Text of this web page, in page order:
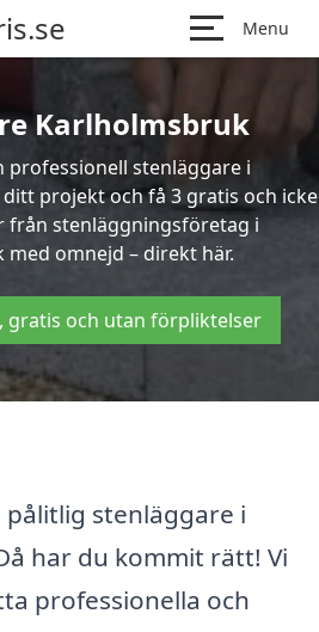
Menu
Karlholmsbruk
professionell stenläggare i
projekt och få 3 gratis och icke
från stenläggningsföretag i
omnejd – direkt här.
gratis och utan förpliktelser
stenläggare i
har du kommit rätt! Vi
professionella och